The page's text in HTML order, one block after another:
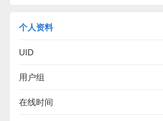
个人资料
UID
用户组
在线时间